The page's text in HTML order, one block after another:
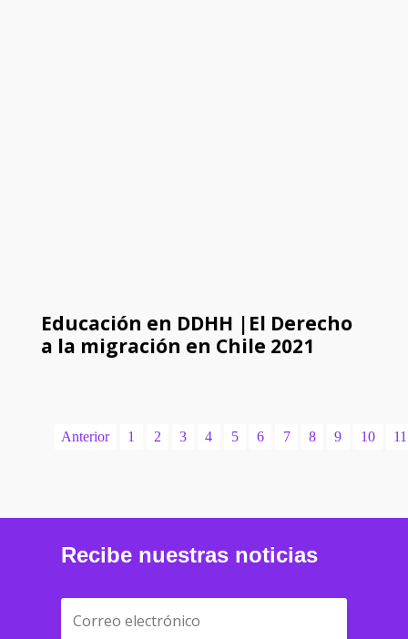
Educación en DDHH |El Derecho
a la migración en Chile 2021
Anterior 1 2 3 4 5 6 7 8 9 10 11
Recibe nuestras noticias